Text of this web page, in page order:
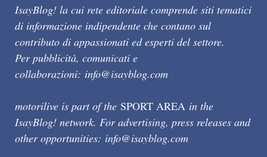
IsayBlog! la cui rete editoriale comprende siti tematici
di informazione indipendente che contano sul
contributo di appassionati ed esperti del settore.
Per pubblicità, comunicati e
collaborazioni: info@isayblog.com
motorilive is part of the SPORT AREA in the
IsayBlog! network. For advertising, press releases and
other opportunities: info@isayblog.com